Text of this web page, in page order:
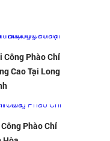
Công Phào Chỉ
Cao Tại Long
Phào Chỉ